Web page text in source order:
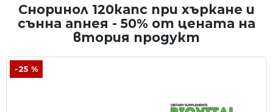
Сноринол 120капс при хъркане и
сънна апнея - 50% от цената на
втория продукт
-25 %